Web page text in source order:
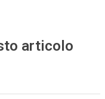
articolo